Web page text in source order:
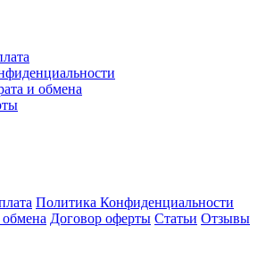
и обмена
Политика Конфиденциальности
обмена Договор оферты Статьи Отзывы